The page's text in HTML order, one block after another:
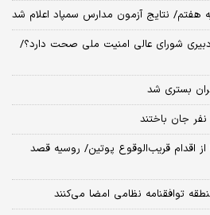
هفتم/ نتایج آزمون مدارس سمپاد اعلام شد
شورای عالی امنیت ملی صحت دارد؟/
بستری شد
از اقدام قریب‌الوقوع پوتین/ روسیه قصد